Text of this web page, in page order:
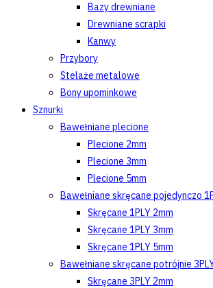
Bazy drewniane
Drewniane scrapki
Kanwy
Przybory
Stelaże metalowe
Bony upominkowe
Sznurki
Bawełniane plecione
Plecione 2mm
Plecione 3mm
Plecione 5mm
Bawełniane skręcane pojedynczo
Skręcane 1PLY 2mm
Skręcane 1PLY 3mm
Skręcane 1PLY 5mm
Bawełniane skręcane potrójnie
Skręcane 3PLY 2mm